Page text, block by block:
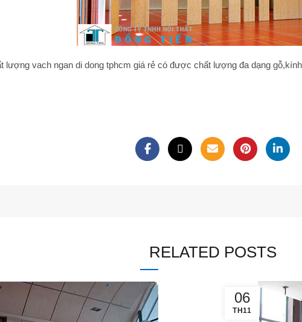
lượng vach ngan di dong tphcm giá rẻ có được chất lượng đa dạng
RELATED POSTS
06
TH11